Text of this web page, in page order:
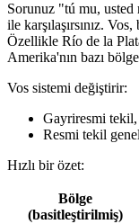
Sorunuz "tú mu,
ile karşılaşırsınız.
Özellikle Río de la
Amerika'nın bazı
Vos sistemi değiştirir:
Gayriresmi
Resmi tekil
Hızlı bir özet:
Bölge
(basitleştirilmiş)